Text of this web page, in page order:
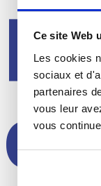
Ce site Web
Les cookies
sociaux et
partenaires
vous leur
vous